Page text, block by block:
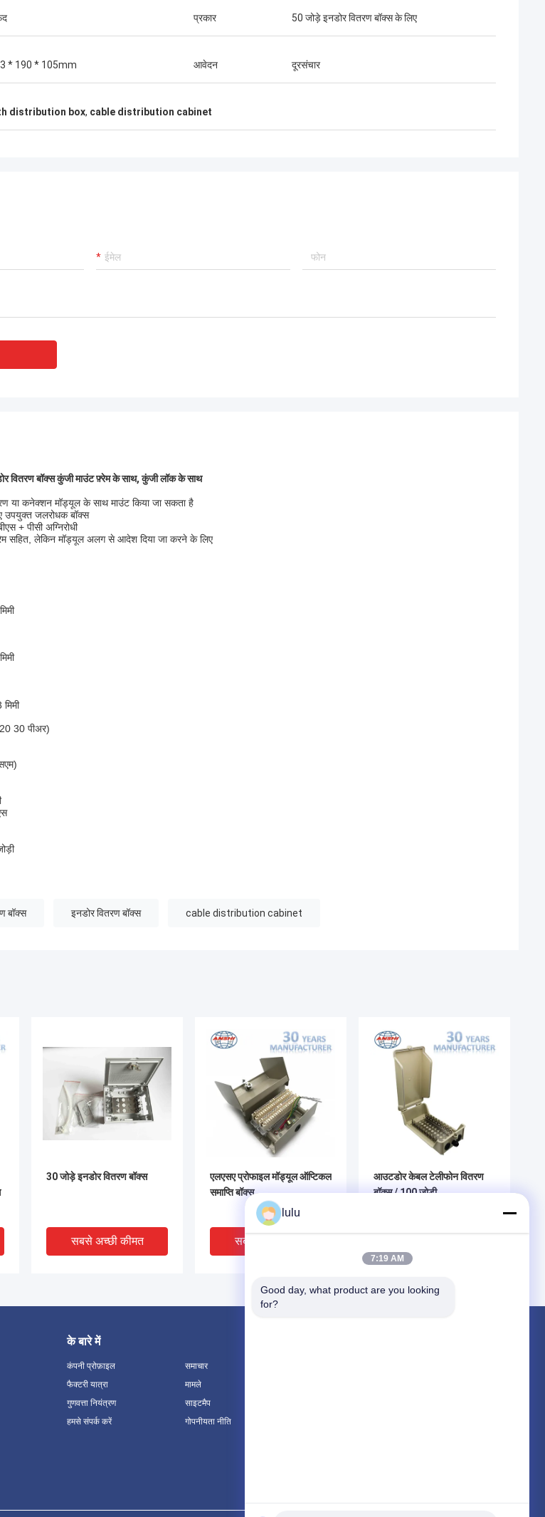
प्रकार 50 जोड़े इनडोर वितरण बॉक्स के लिए
* 190 * 105mm आवेदन दूरसंचार
distribution box, cable distribution cabinet
वितरण बॉक्स कुंजी माउंट फ़्रेम के साथ, कुंजी लॉक के साथ
या कनेक्शन मॉड्यूल के साथ माउंट किया जा सकता है
उपयुक्त जलरोधक बॉक्स
+ पीसी अग्निरोधी
सहित, लेकिन मॉड्यूल अलग से आदेश दिया जा करने के लिए
30 पीअर)
बॉक्स इनडोर वितरण बॉक्स cable distribution cabinet
30 जोड़े इनडोर वितरण बॉक्स
सबसे अच्छी कीमत
एलएसए प्रोफाइल मॉड्यूल ऑप्टिकल
समाप्ति बॉक्स
सबसे अच्छी कीमत
आउटडोर केबल टेलीफोन वितरण
बॉक्स / 100 जोड़ी
के बारे में
कंपनी प्रोफ़ाइल
फैक्टरी यात्रा
गुणवत्ता नियंत्रण
हमसे संपर्क करें
समाचार
मामले
साइटमैप
गोपनीयता नीति
lulu
7:19 AM
Good day, what product are you looking
for?